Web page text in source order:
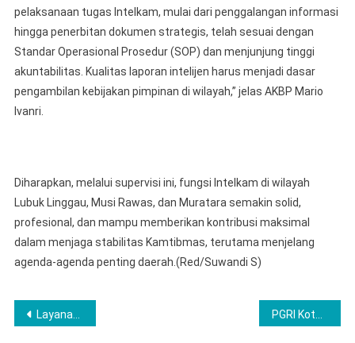
pelaksanaan tugas Intelkam, mulai dari penggalangan informasi
hingga penerbitan dokumen strategis, telah sesuai dengan
Standar Operasional Prosedur (SOP) dan menjunjung tinggi
akuntabilitas. Kualitas laporan intelijen harus menjadi dasar
pengambilan kebijakan pimpinan di wilayah,” jelas AKBP Mario
Ivanri.
Diharapkan, melalui supervisi ini, fungsi Intelkam di wilayah
Lubuk Linggau, Musi Rawas, dan Muratara semakin solid,
profesional, dan mampu memberikan kontribusi maksimal
dalam menjaga stabilitas Kamtibmas, terutama menjelang
agenda-agenda penting daerah.(Red/Suwandi S)
Navigasi
Layanan Mobil Perpustakaan Keliling dan Motor Perpustakaan Keliling Hadir Di SDN 30 Bilah Barat PGRI Kota Lubuk Linggau Gelar Audiensi Strategis Dengan Jajaran Satuan Reserse Kriminal Polres Lubuk Linggau